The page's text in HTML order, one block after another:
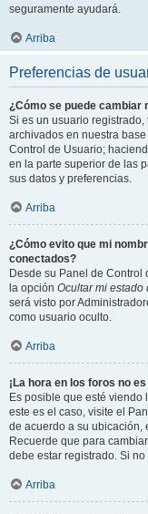
seguramente ayudará.
Arriba
Preferencias de
¿Cómo se puede cambiar
Si es un usuario
archivados en nuestra
Control de Usuario;
en la parte superior de las
sus datos y preferencias.
Arriba
¿Cómo evito que mi
conectados?
Desde su Panel de Control
la opción Ocultar mi estado
será visto por
como usuario oculto.
Arriba
¡La hora en los foros no
Es posible que esté viendo
este es el caso, visite el
de acuerdo a su ubicación,
Recuerde que para
debe estar registrado. Si
Arriba